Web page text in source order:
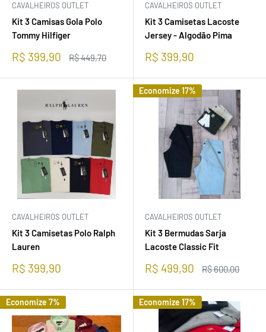
CAVALHEIROS OUTLET
Kit 3 Camisas Gola Polo
Tommy Hilfiger
Preço
R$ 399,90
Preço
R$ 449,70
CAVALHEIROS OUTLET
Kit 3 Camisetas Lacoste
Jersey - Algodão Pima
Preço
R$ 399,90
CAVALHEIROS OUTLET
Kit 3 Camisetas Polo Ralph
Lauren
Preço
R$ 399,90
Economize 17%
CAVALHEIROS OUTLET
Kit 3 Bermudas Sarja
Lacoste Classic Fit
Preço
R$ 499,90
Preço
R$ 600,00
Economize 7% Economize 17%